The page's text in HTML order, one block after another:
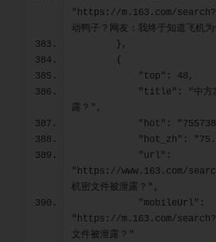
"https://m.163.com/
动鸭子？网友：我终于知道飞机
        },
        {
            "top": 48,
露？",
"hot":
"hot_zh":
"https://www.163.com/
机密文件被泄露？",
"https://m.163.com/
文件被泄露？"